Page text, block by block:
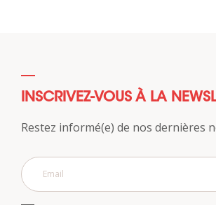
INSCRIVEZ-VOUS À LA
Restez informé(e) de nos dernières